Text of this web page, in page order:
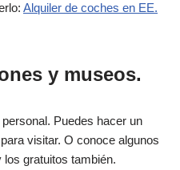
Alquiler de coches en EE.
y museos.
Puedes hacer un
visitar. O conoce algunos
los gratuitos también.